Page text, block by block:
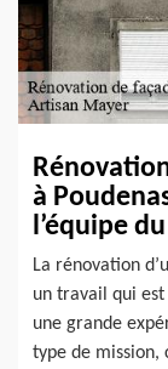
à
l’équipe
La rénovation
un travail qui
une grande
type de mission,